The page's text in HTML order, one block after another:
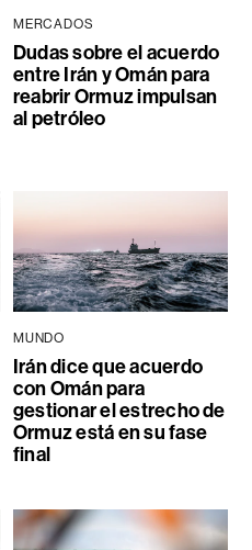
MERCADOS
Dudas sobre el acuerdo
entre Irán y Omán para
reabrir Ormuz impulsan
al petróleo
MUNDO
Irán dice que acuerdo
con Omán para
gestionar el estrecho de
Ormuz está en su fase
final